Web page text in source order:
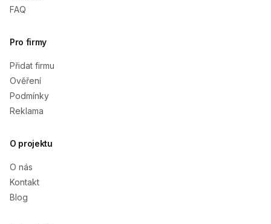
FAQ
Pro firmy
Přidat firmu
Ověření
Podmínky
Reklama
O projektu
O nás
Kontakt
Blog